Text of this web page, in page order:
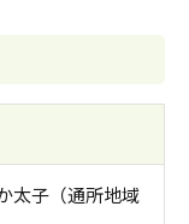
太子（通所地域